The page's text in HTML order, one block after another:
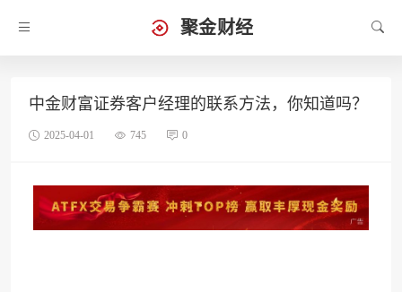
聚金财经
中金财富证券客户经理的联系方法，你知道吗？
2025-04-01 745 0